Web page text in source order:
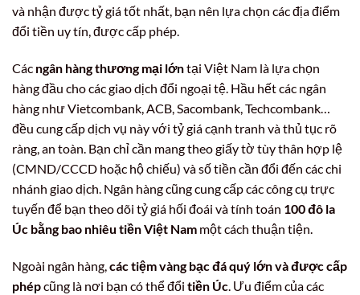
và nhận được tỷ giá tốt nhất, bạn nên lựa chọn các địa điểm
đổi tiền uy tín, được cấp phép.
Các ngân hàng thương mại lớntại Việt Nam là lựa chọn
hàng đầu cho các giao dịch đổi ngoại tệ. Hầu hết các ngân
hàng như Vietcombank, ACB, Sacombank, Techcombank…
đều cung cấp dịch vụ này với tỷ giá cạnh tranh và thủ tục rõ
ràng, an toàn. Bạn chỉ cần mang theo giấy tờ tùy thân hợp lệ
(CMND/CCCD hoặc hộ chiếu) và số tiền cần đổi đến các chi
nhánh giao dịch. Ngân hàng cũng cung cấp các công cụ trực
tuyến để bạn theo dõi tỷ giá hối đoái và tính toán 100 đô la
Úc bằng bao nhiêu tiền Việt Nam một cách thuận tiện.
Ngoài ngân hàng,các tiệm vàng bạc đá quý lớn và được cấp
phépcũng là nơi bạn có thể đổi tiền Úc. Ưu điểm của các